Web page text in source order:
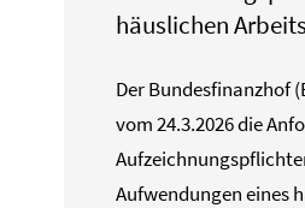
häuslichen
Der Bundesfinanzhof
vom 24.3.2026 die
Aufwendungen eines